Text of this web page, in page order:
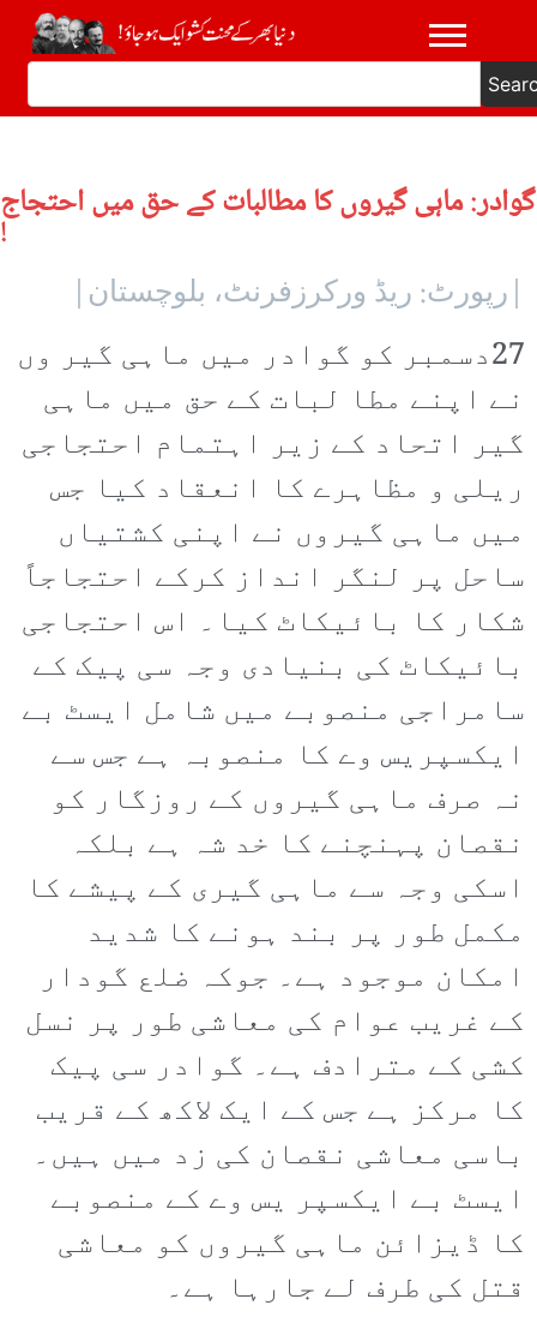
گوادر: ماہی گیروں کا مطالبات کے حق میں احتجاج
!
|رپورٹ: ریڈ ورکرزفرنٹ، بلوچستان|
27دسمبر کو گوادر میں ماہی گیر وں
نے اپنے مطا لبات کے حق میں ماہی
گیر اتحاد کے زیر اہتمام احتجاجی
ریلی و مظاہرے کا انعقاد کیا جس
میں ماہی گیروں نے اپنی کشتیاں
ساحل پر لنگر انداز کرکے احتجاجاً
شکار کا بائیکاٹ کیا۔ اس احتجاجی
بائیکاٹ کی بنیادی وجہ سی پیک کے
سامراجی منصوبے میں شامل ایسٹ بے
ایکسپریس وے کا منصوبہ ہے جس سے
نہ صرف ماہی گیروں کے روزگار کو
نقصان پہنچنے کا خد شہ ہے بلکہ
اسکی وجہ سے ماہی گیری کے پیشے کا
مکمل طور پر بند ہونے کا شدید
امکان موجود ہے۔ جوکہ ضلع گودار
کے غریب عوام کی معاشی طور پر نسل
کشی کے مترادف ہے۔ گوادر سی پیک
کا مرکز ہے جس کے ایک لاکھ کے قریب
باسی معاشی نقصان کی زد میں ہیں۔
ایسٹ بے ایکسپر یس وے کے منصوبے
کا ڈیزائن ماہی گیروں کو معاشی
قتل کی طرف لے جارہا ہے۔